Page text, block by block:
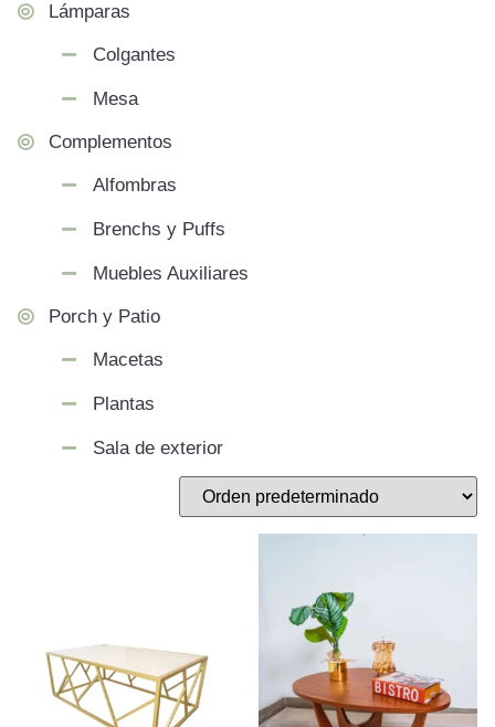
Lámparas
Colgantes
Mesa
Complementos
Alfombras
Brenchs y Puffs
Muebles Auxiliares
Porch y Patio
Macetas
Plantas
Sala de exterior